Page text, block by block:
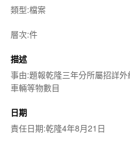
類型:檔案
層次:件
描述
事由:題報乾隆三年分所屬招詳
車輛等物數目
日期
責任日期:乾隆4年8月21日